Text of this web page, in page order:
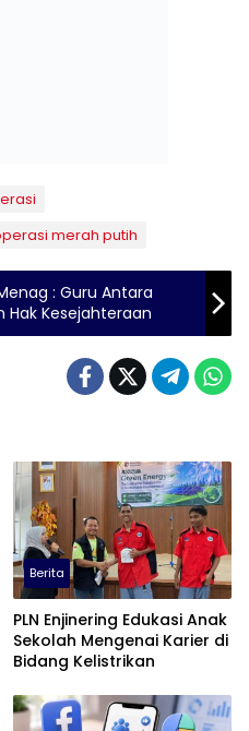
merah putih
: Guru Antara
Hak Kesejahteraan
Berita
PLN Enjinering Edukasi Anak
Sekolah Mengenai Karier di
Bidang Kelistrikan